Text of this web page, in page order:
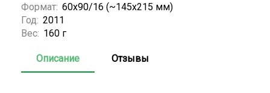
Формат: 60x90/16 (~145х215 мм)
Год: 2011
Вес: 160 г
Описание Отзывы